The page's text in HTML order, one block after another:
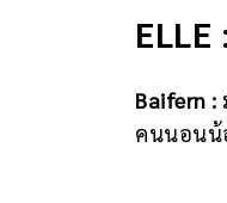
Baifern :
คนนอนน้